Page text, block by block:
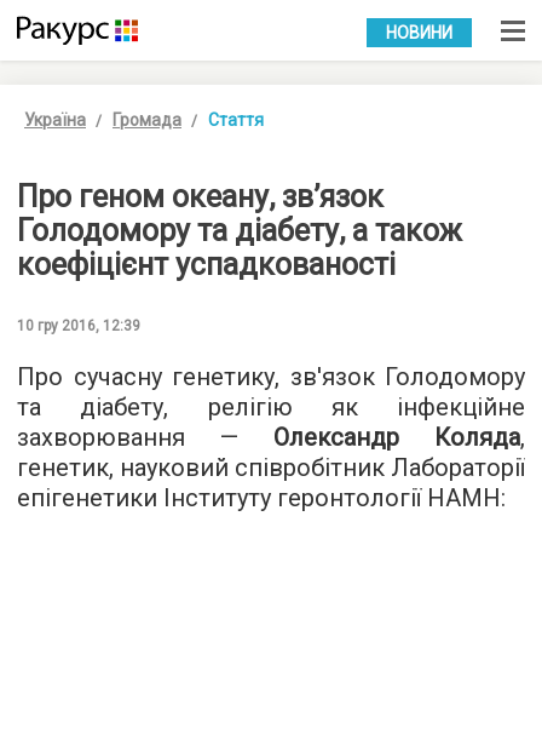
УКР РУС
НОВИНИ
Україна Громада Стаття
Про геном океану, зв’язок
Голодомору та діабету, а також
коефіцієнт успадкованості
10 гру 2016, 12:39
Про сучасну генетику, зв'язок Голодомору
та діабету, релігію як інфекційне
захворювання — Олександр Коляда,
генетик, науковий співробітник Лабораторії
епігенетики Інституту геронтології НАМН: